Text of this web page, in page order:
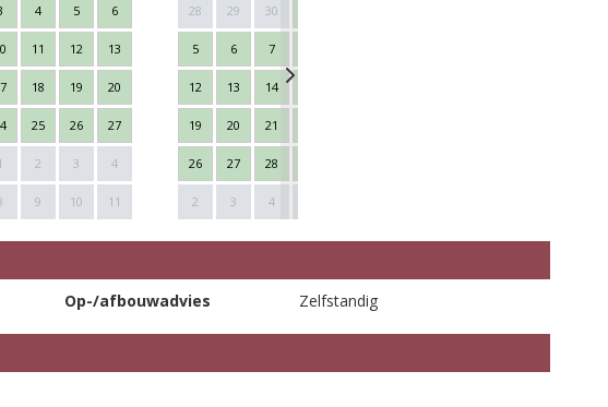
4 5 6
11 12 13
18 19 20
25 26 27
2 3 4
9 10 11
28 29 30
5 6 7
12 13 14
19 20 21
26 27 28
2 3 4
Next
Op-/afbouwadvies Zelfstandig